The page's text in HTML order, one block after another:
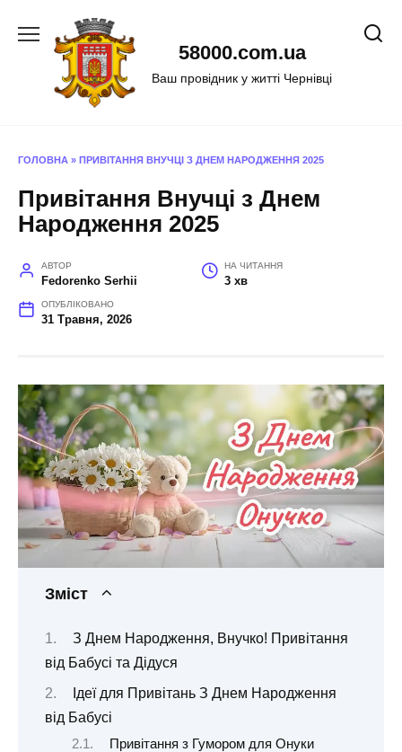
58000.com.ua
Ваш провідник у житті Чернівці
ГОЛОВНА » ПРИВІТАННЯ ВНУЧЦІ З ДНЕМ НАРОДЖЕННЯ 2025
Привітання Внучці з Днем
Народження 2025
АВТОР
Fedorenko Serhii
НА ЧИТАННЯ
3 хв
ОПУБЛІКОВАНО
31 Травня, 2026
Зміст
З Днем Народження, Внучко! Привітання
від Бабусі та Дідуся
Ідеї для Привітань З Днем Народження
від Бабусі
Привітання з Гумором для Онуки